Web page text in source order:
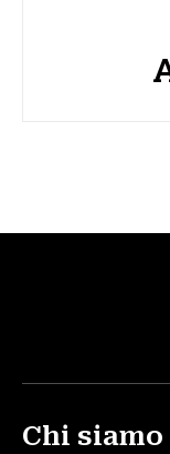
Chi siamo